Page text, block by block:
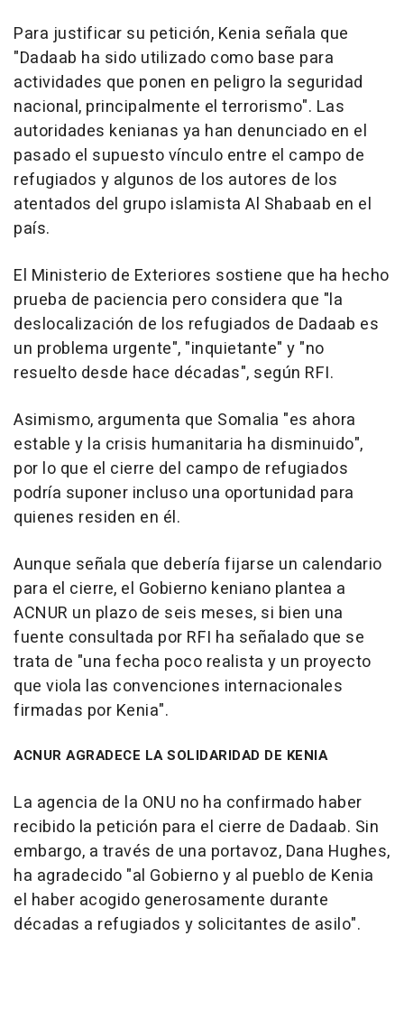
Para justificar su petición, Kenia señala que
"Dadaab ha sido utilizado como base para
actividades que ponen en peligro la seguridad
nacional, principalmente el terrorismo". Las
autoridades kenianas ya han denunciado en el
pasado el supuesto vínculo entre el campo de
refugiados y algunos de los autores de los
atentados del grupo islamista Al Shabaab en el
país.
El Ministerio de Exteriores sostiene que ha hecho
prueba de paciencia pero considera que "la
deslocalización de los refugiados de Dadaab es
un problema urgente", "inquietante" y "no
resuelto desde hace décadas", según RFI.
Asimismo, argumenta que Somalia "es ahora
estable y la crisis humanitaria ha disminuido",
por lo que el cierre del campo de refugiados
podría suponer incluso una oportunidad para
quienes residen en él.
Aunque señala que debería fijarse un calendario
para el cierre, el Gobierno keniano plantea a
ACNUR un plazo de seis meses, si bien una
fuente consultada por RFI ha señalado que se
trata de "una fecha poco realista y un proyecto
que viola las convenciones internacionales
firmadas por Kenia".
ACNUR AGRADECE LA SOLIDARIDAD DE KENIA
La agencia de la ONU no ha confirmado haber
recibido la petición para el cierre de Dadaab. Sin
embargo, a través de una portavoz, Dana Hughes,
ha agradecido "al Gobierno y al pueblo de Kenia
el haber acogido generosamente durante
décadas a refugiados y solicitantes de asilo".